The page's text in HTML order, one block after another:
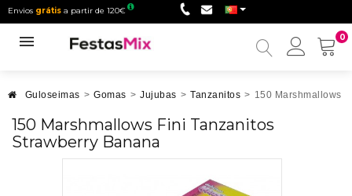
Envios grátis a partir de 120€
0
Minha
Guloseimas > Gomas > Jujubas > Tanzanitos > 150 Marshmallows
150 Marshmallows Fini Tanzanitos
Strawberry Banana